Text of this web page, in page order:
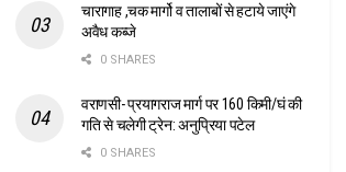
चारागाह ,चक मार्गो व तालाबों से हटाये जाएंगे
अवैध कब्जे
0 SHARES
वराणसी- प्रयागराज मार्ग पर 160 किमी/घं की
गति से चलेगी ट्रेन: अनुप्रिया पटेल
0 SHARES